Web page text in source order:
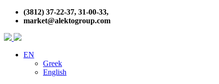
(3812) 37-22-37, 31-00-33,
market@alektogroup.com
EN
Greek
English